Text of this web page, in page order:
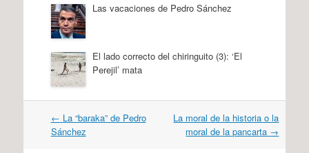
Las vacaciones de Pedro Sánchez
El lado correcto del chiringuito (3): ‘El
Perejil’ mata
Navegación
por
← La “baraka” de Pedro
Sánchez
La moral de la historia o la
moral de la pancarta →